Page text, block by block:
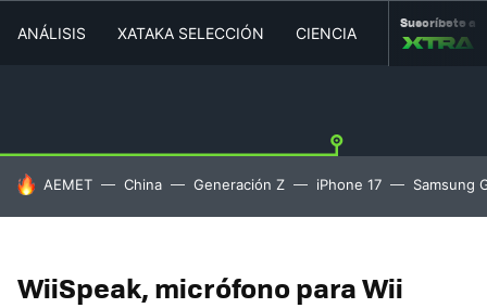
ANÁLISIS XATAKA SELECCIÓN CIENCIA MOVILIDAD
Suscríbete a
HOY SE HABLA DE
AEMET China Generación Z iPhone 17 Samsung
WiiSpeak, micrófono para Wii